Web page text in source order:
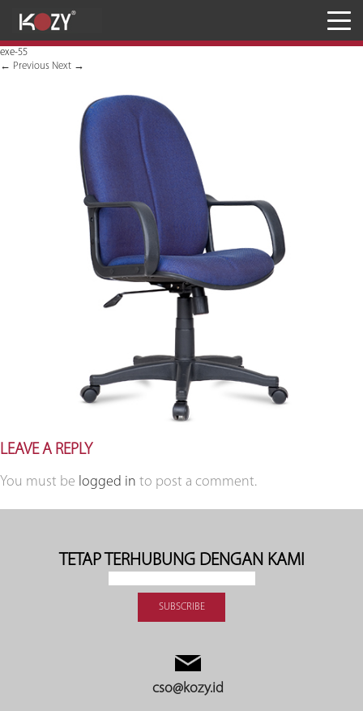
exe-55
← Previous Next →
LEAVE A REPLY
You must be logged in to post a comment.
TETAP TERHUBUNG DENGAN KAMI
cso@kozy.id
Penyimpanan
JASA RANCANG & BANGUN
Inaproc Site